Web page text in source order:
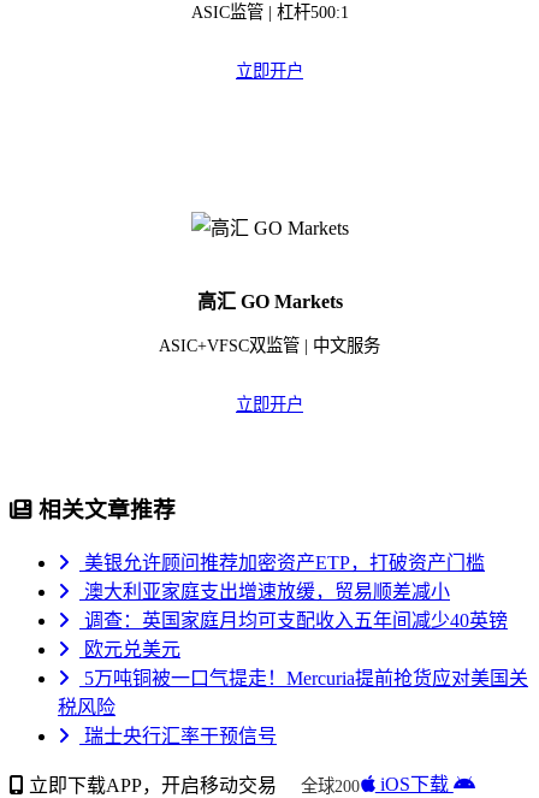
ASIC监管 | 杠杆500:1
立即开户
高汇 GO Markets
ASIC+VFSC双监管 | 中文服务
立即开户
相关文章推荐
美银允许顾问推荐加密资产ETP，打破资产门槛
澳大利亚家庭支出增速放缓，贸易顺差减小
调查：英国家庭月均可支配收入五年间减少40英镑
欧元兑美元
5万吨铜被一口气提走！Mercuria提前抢货应对美国关
税风险
瑞士央行汇率干预信号
立即下载APP，开启移动交易
全球200
iOS下载